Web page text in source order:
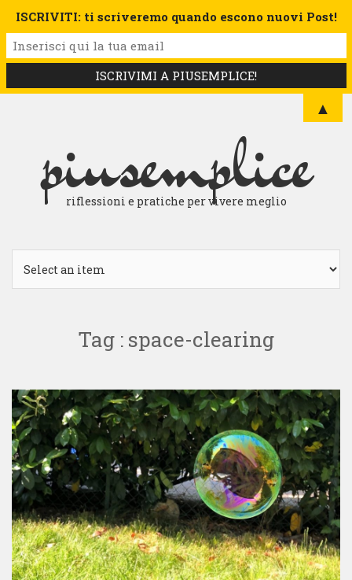
piusemplice
riflessioni e pratiche per vivere meglio
Tag : space-clearing
ISCRIVITI: ti scriveremo quando escono nuovi Post!
▲